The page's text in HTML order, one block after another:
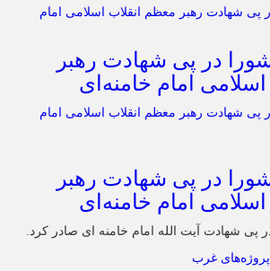
در پی شهادت رهبر
امام خامنه‌ای
در پی شهادت رهبر
امام خامنه‌ای
پی شهادت آیت الله امام خامنه ای صادر کرد.